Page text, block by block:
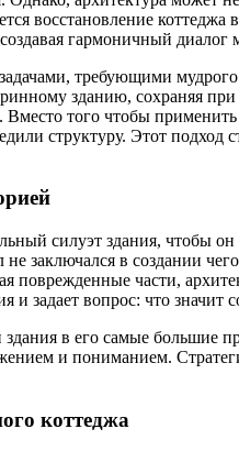
восстановление
гармоничный
требующими
зданию, сохраняя
Вместо того чтобы
структуру. Этот
силуэт здания, чтобы
заключался в создании
поврежденные части,
задает вопрос: что значит
в его самые
и пониманием.
коттеджа